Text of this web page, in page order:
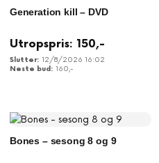
Generation kill – DVD
Utropspris: 150,-
12/8/2026 16:02
160,-
Bones – sesong 8 og 9